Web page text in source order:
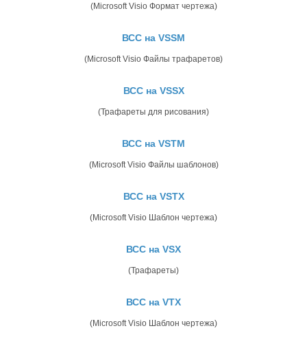
(Microsoft Visio Формат чертежа)
ВСС на VSSM
(Microsoft Visio Файлы трафаретов)
ВСС на VSSX
(Трафареты для рисования)
ВСС на VSTM
(Microsoft Visio Файлы шаблонов)
ВСС на VSTX
(Microsoft Visio Шаблон чертежа)
ВСС на VSX
(Трафареты)
ВСС на VTX
(Microsoft Visio Шаблон чертежа)